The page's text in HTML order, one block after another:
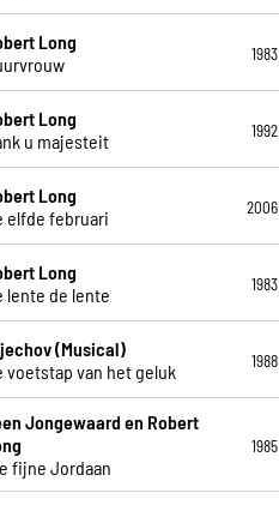
Long
1983
Long
u majesteit
1992
Long
elfde februari
2006
Long
lente de lente
1983
(Musical)
voetstap van het geluk
1988
Jongewaard en Robert
fijne Jordaan
1985